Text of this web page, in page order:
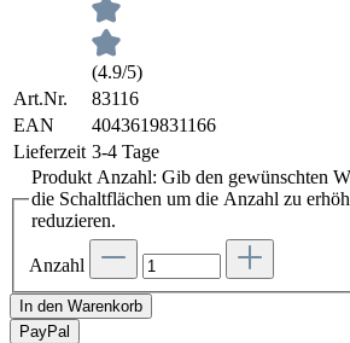
(4.9/5)
Art.Nr.
83116
EAN
4043619831166
Lieferzeit 3-4 Tage
Produkt Anzahl: Gib den gewünschten
die Schaltflächen um die Anzahl zu
reduzieren.
Anzahl
In den Warenkorb
PayPal